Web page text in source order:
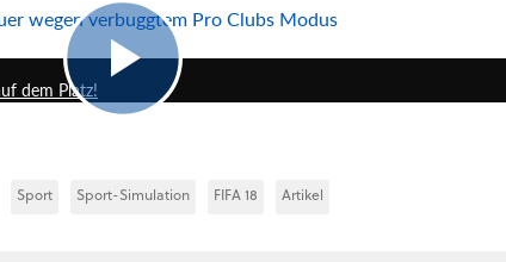
wegen verbuggtem Pro Clubs Modus
dem Platz!
Sport Sport-Simulation FIFA 18 Artikel